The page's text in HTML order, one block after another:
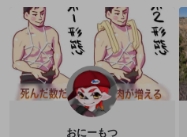
２３時～２時頃 毎週ではないですが
配信やってます 👍是非フォローして
放送に遊びに来てくださいね👍 ====
=============== 🚫【当チャンネ
ル注意事項】🚫 🔥酷い暴言や、露骨
な下ネタ、 プレイしてる方への中
傷、 他のリスナーさんが不快に思
う コメントはお控えください。
（注意してもやめない場合ブロック
する場合があります） 🔥フレンド依
おにーもつ